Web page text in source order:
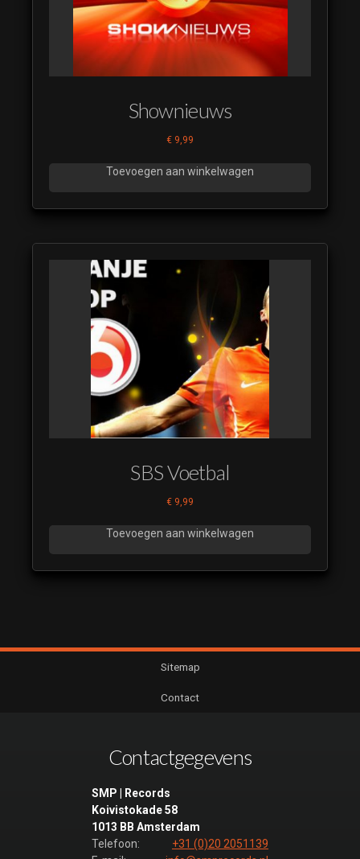
Shownieuws
€ 9,99
Toevoegen aan winkelwagen
SBS Voetbal
€ 9,99
Toevoegen aan winkelwagen
Sitemap
Contact
Contactgegevens
SMP | Records
Koivistokade 58
1013 BB Amsterdam
Telefoon:
+31 (0)20 2051139